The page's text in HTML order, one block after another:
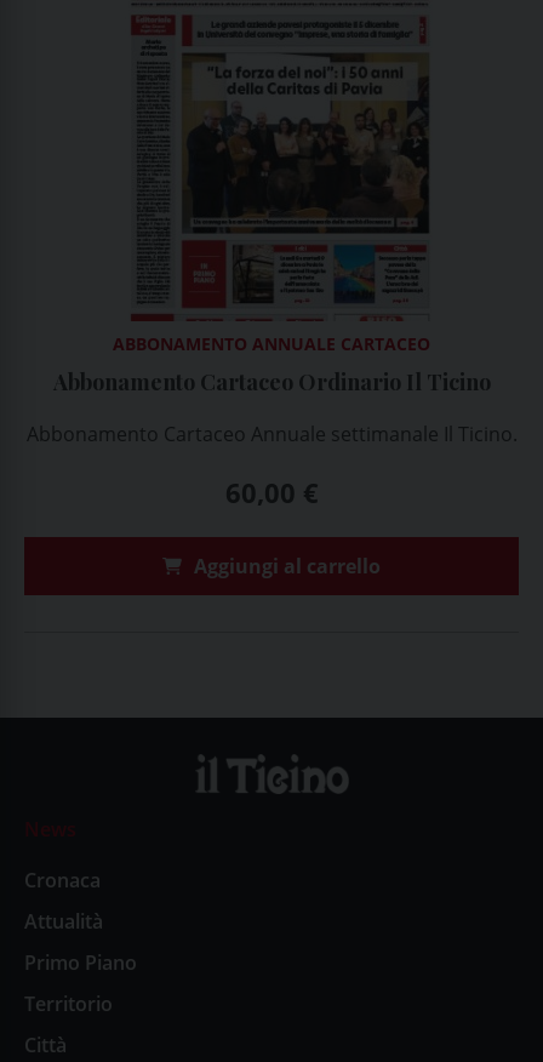
ABBONAMENTO ANNUALE CARTACEO
Abbonamento Cartaceo Ordinario Il Ticino
Abbonamento Cartaceo Annuale settimanale Il Ticino.
60,00 €
Aggiungi al carrello
News
Cronaca
Attualità
Primo Piano
Territorio
Città